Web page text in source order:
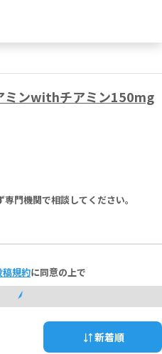
ンwithチアミン150mg
門機関で相談してください。
稿規約に同意の上で
新着順